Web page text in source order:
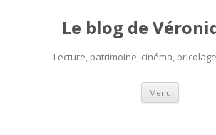
Le blog de
Lecture, patrimoine, cinéma,
Menu Aller
contenu